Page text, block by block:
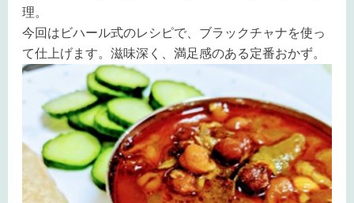
理。
今回はビハール式のレシピで、ブラックチャナを使っ
て仕上げます。滋味深く、満足感のある定番おかず。